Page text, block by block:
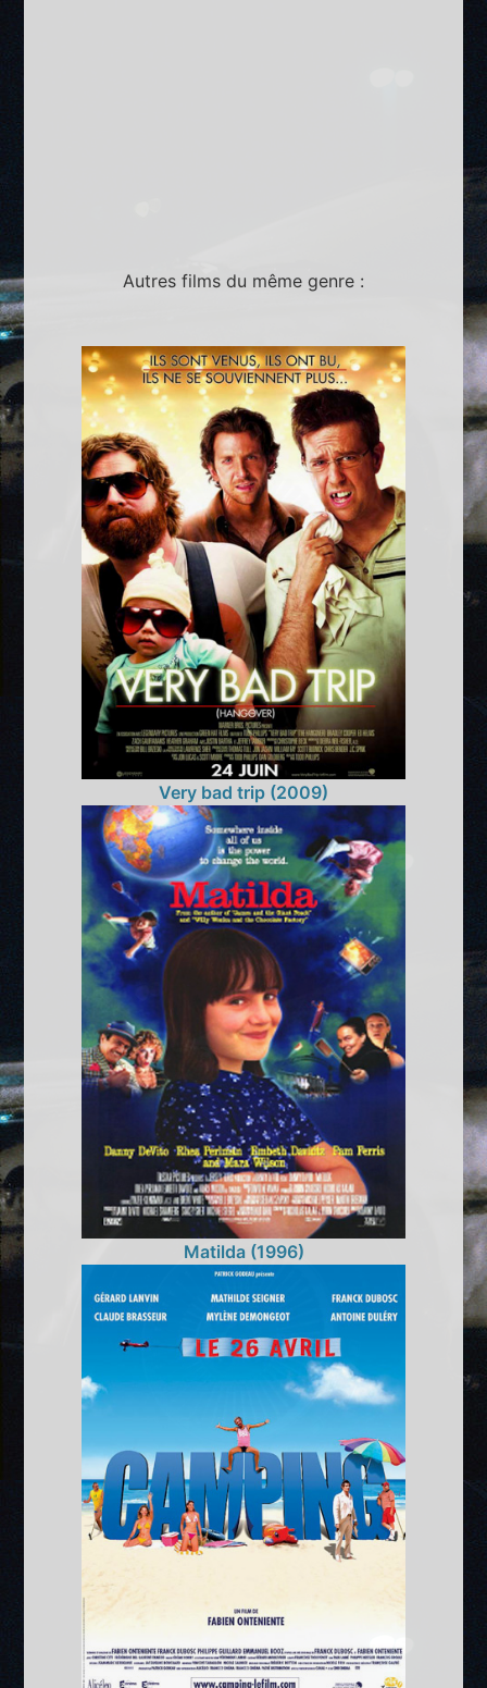
Autres films du même genre :
Very bad trip (2009)
Matilda (1996)